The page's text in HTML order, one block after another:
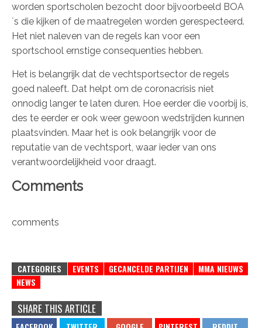
worden sportscholen bezocht door bijvoorbeeld BOA
´s die kijken of de maatregelen worden gerespecteerd.
Het niet naleven van de regels kan voor een
sportschool ernstige consequenties hebben.
Het is belangrijk dat de vechtsportsector de regels
goed naleeft. Dat helpt om de coronacrisis niet
onnodig langer te laten duren. Hoe eerder die voorbij is,
des te eerder er ook weer gewoon wedstrijden kunnen
plaatsvinden. Maar het is ook belangrijk voor de
reputatie van de vechtsport, waar ieder van ons
verantwoordelijkheid voor draagt.
Comments
comments
CATEGORIES EVENTS GECANCELDE PARTIJEN
MMA NIEUWS
NEWS
SHARE THIS ARTICLE